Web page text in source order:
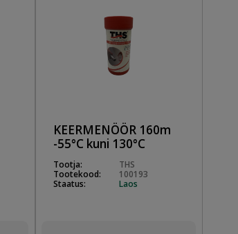
KEERMENÖÖR 160m
-55°C kuni 130°C
Tootja:
THS
Tootekood:
100193
Staatus:
Laos